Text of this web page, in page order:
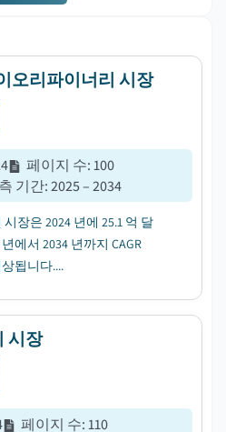
오리파이너리 시장
페이지 수:100
기간:2025 – 2034
장은 2024 년에 25.1 억 달
에서 2034 년까지 CAGR
됩니다....
시장
페이지 수:110